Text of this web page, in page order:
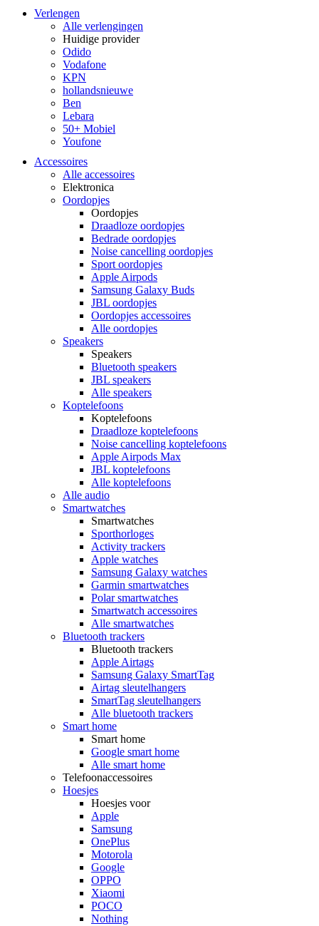
Verlengen
Alle verlengingen
Huidige provider
Odido
Vodafone
KPN
hollandsnieuwe
Ben
Lebara
50+ Mobiel
Youfone
Accessoires
Alle accessoires
Elektronica
Oordopjes
Oordopjes
Draadloze oordopjes
Bedrade oordopjes
Noise cancelling oordopjes
Sport oordopjes
Apple Airpods
Samsung Galaxy Buds
JBL oordopjes
Oordopjes accessoires
Alle oordopjes
Speakers
Speakers
Bluetooth speakers
JBL speakers
Alle speakers
Koptelefoons
Koptelefoons
Draadloze koptelefoons
Noise cancelling koptelefoons
Apple Airpods Max
JBL koptelefoons
Alle koptelefoons
Alle audio
Smartwatches
Smartwatches
Sporthorloges
Activity trackers
Apple watches
Samsung Galaxy watches
Garmin smartwatches
Polar smartwatches
Smartwatch accessoires
Alle smartwatches
Bluetooth trackers
Bluetooth trackers
Apple Airtags
Samsung Galaxy SmartTag
Airtag sleutelhangers
SmartTag sleutelhangers
Alle bluetooth trackers
Smart home
Smart home
Google smart home
Alle smart home
Telefoonaccessoires
Hoesjes
Hoesjes voor
Apple
Samsung
OnePlus
Motorola
Google
OPPO
Xiaomi
POCO
Nothing